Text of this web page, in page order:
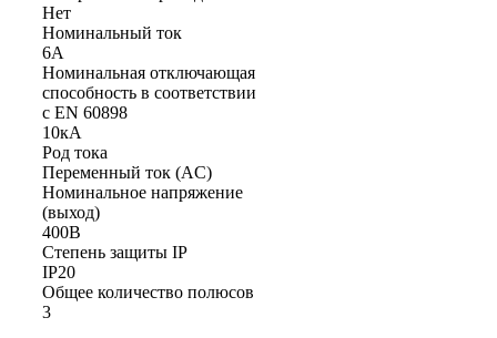
Нет
Номинальный ток
6А
Номинальная отключающая
способность в соответствии
с EN 60898
10кА
Род тока
Переменный ток (AC)
Номинальное напряжение
(выход)
400В
Степень защиты IP
IP20
Общее количество полюсов
3